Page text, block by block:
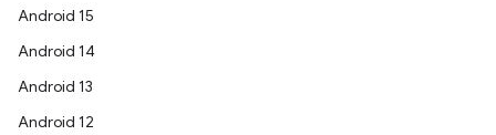
Android 15
Android 14
Android 13
Android 12